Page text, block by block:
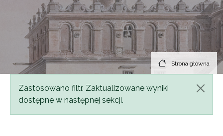
Strona główna
Komunikat
Zastosowano filtr. Zaktualizowane wyniki
dostępne w następnej sekcji.